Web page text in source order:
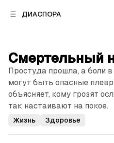
ДИАСПОРА
Смертельный
Простуда прошла, а боли
могут быть опасные
объясняет, кому грозят
так настаивают на покое.
Жизнь Здоровье